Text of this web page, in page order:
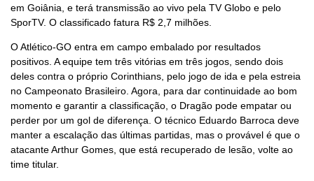
em Goiânia, e terá transmissão ao vivo pela TV Globo e pelo
SporTV. O classificado fatura R$ 2,7 milhões.
O Atlético-GO entra em campo embalado por resultados
positivos. A equipe tem três vitórias em três jogos, sendo dois
deles contra o próprio Corinthians, pelo jogo de ida e pela estreia
no Campeonato Brasileiro. Agora, para dar continuidade ao bom
momento e garantir a classificação, o Dragão pode empatar ou
perder por um gol de diferença. O técnico Eduardo Barroca deve
manter a escalação das últimas partidas, mas o provável é que o
atacante Arthur Gomes, que está recuperado de lesão, volte ao
time titular.